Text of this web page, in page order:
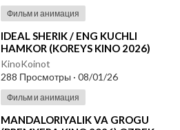
Фильм и анимация
⁣IDEAL SHERIK / ENG KUCHLI
HAMKOR (KOREYS KINO 2026)
UZBEK TILIDA
KinoKoinot
288 Просмотры · 08/01/26
Фильм и анимация
⁣MANDALORIYALIK VA GROGU